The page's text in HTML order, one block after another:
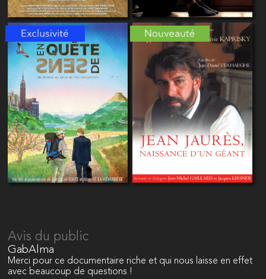
Avis du public
GabAlma
Merci pour ce documentaire riche et qui nous laisse en effet
avec beaucoup de questions !